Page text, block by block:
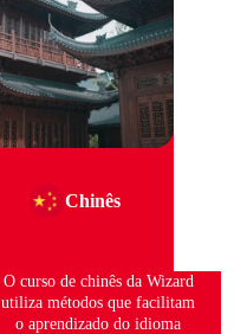
Chinês
O curso de chinês da Wizard
utiliza métodos que facilitam
o aprendizado do idioma